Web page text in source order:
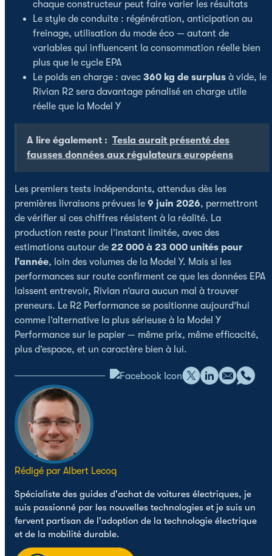
chaque constructeur peut faire varier les résultats
Le style de conduite : régénération, anticipation au
freinage, utilisation du mode éco — autant de
variables qui influencent la consommation réelle bien
plus que le cycle EPA
Le poids en charge : avec 360 kg de surplus à vide, le
Rivian R2 sera davantage pénalisé en charge utile
réelle que la Model Y
A lire également : Tesla aurait présenté des
fausses données aux régulateurs européens
Les premiers tests indépendants, attendus dès les
premières livraisons prévues le 9 juin 2026, permettront
de vérifier si ces chiffres résistent à la réalité. La
production reste pour l’instant limitée, avec des
estimations autour de 22 000 à 23 000 unités pour
l’année, loin des volumes de la Model Y. Mais si les
performances sur route confirment ce que les données EPA
laissent entrevoir, Rivian n’aura aucun mal à trouver
preneurs. Le R2 Performance se positionne aujourd’hui
comme l’alternative la plus sérieuse à la Model Y
Performance sur le papier — même prix, même efficacité,
plus d’espace, et un caractère bien à lui.
Rédigé par Albert Lecoq
Spécialiste des guides d'achat de voitures électriques, je
suis passionné par les nouvelles technologies et je suis un
fervent partisan de l'adoption de la technologie électrique
et de la mobilité durable.